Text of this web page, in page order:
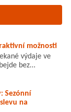
možnosti
výdaje ve
bez...
Sezónní
na